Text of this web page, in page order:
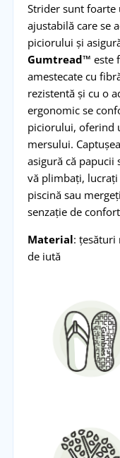
Strider sunt foarte
ajustabilă care se
piciorului și
Gumtread™ este
amestecate cu
rezistentă și cu o
ergonomic se
piciorului, oferind
mersului.
asigură că papucii
vă plimbați,
piscină sau
senzație de
Material: țesături
de iută